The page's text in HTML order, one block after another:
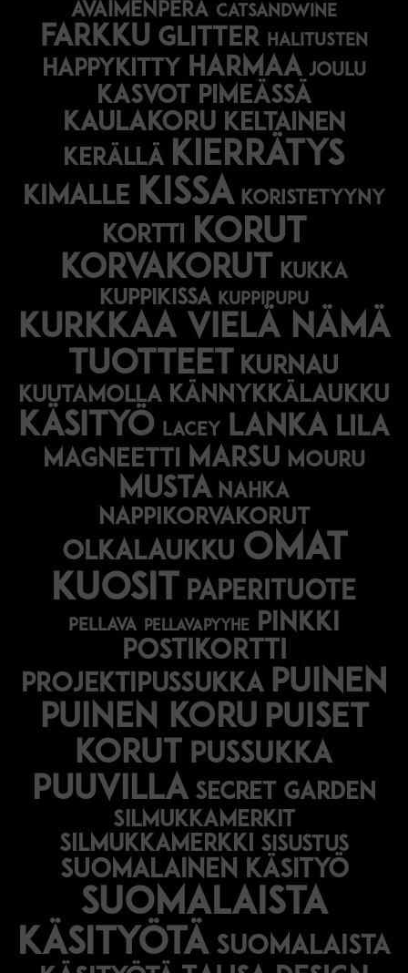
avaimenperä catsandwine
farkku glitter halitusten
happykitty harmaa joulu
Kasvot pimeässä
kaulakoru keltainen
kerällä kierrätys
kimalle kissa koristetyyny
kortti korut
korvakorut
kukka
kuppikissa kuppipupu
Kurkkaa vielä nämä
tuotteet kurnau
kuutamolla kännykkälaukku
käsityö lacey lanka lila
magneetti marsu mouru
musta nahka
nappikorvakorut
olkalaukku omat
kuosit paperituote
pellava pellavapyyhe pinkki
postikortti
projektipussukka puinen
puinen koru puiset
korut pussukka
puuvilla secret garden
silmukkamerkit
silmukkamerkki sisustus
suomalainen käsityö
suomalaista
käsityötä suomalaista